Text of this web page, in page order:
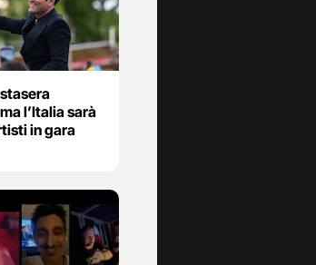
l’Italia sarà
in gara